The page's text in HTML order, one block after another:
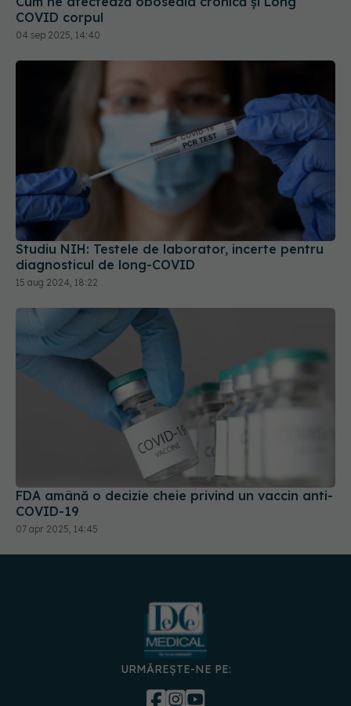
Studiu NIH: Testele de laborator, incerte pentru
diagnosticul de long-COVID
15 aug 2024, 18:22
FDA amână o decizie cheie privind un vaccin anti-
URMĂREȘTE-NE PE:
DESCARCĂ APLICAȚIA